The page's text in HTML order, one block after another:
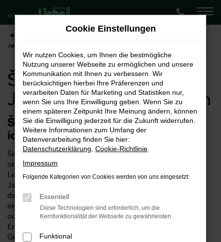
Zum
Hauptinhalt
springen
Jahreswagen für Potsdam
Škoda Octavia
Jahreswagen für Potsdam
Škoda Octavia Jahreswagen –
ideales Fahrzeug für Potsdam
Škoda Octavia Jahreswagen sind keine Neuwagen aber auch
nicht so richtig Gebrauchtwagen. Formell trifft natürlich
Letzeres ins Schwarze, doch wurden die Škoda Octavia
Jahreswagen lediglich für maximal ein Jahr genutzt und sind
daher meist noch neuwertig. Preislich macht es allerdings
einen erheblichen Unterschied, ob Sie in einem Neuwagen
oder einem Jahreswagen in Potsdam unterwegs sind. Das
Ersparnis beträgt bis zu 40 Prozent, was sich wahrlich im
Geldbeutel bemerkbar machen kann. Unsere Škoda Octavia
Cookie Einstellungen
Wir nutzen Cookies, um Ihnen die bestmögliche
Nutzung unserer Webseite zu ermöglichen und unsere
Kommunikation mit Ihnen zu verbessern. Wir
berücksichtigen hierbei Ihre Präferenzen und
verarbeiten Daten für Marketing und Statistiken nur,
wenn Sie uns Ihre Einwilligung geben. Wenn Sie zu
einem späteren Zeitpunkt Ihre Meinung ändern, können
Sie die Einwilligung jederzeit für die Zukunft widerrufen.
Weitere Informationen zum Umfang der
Datenverarbeitung finden Sie hier:
Datenschutzerklärung Cookie-Richtlinie
Impressum
Folgende Kategorien von Cookies werden von uns eingesetzt:
Essentiell
Diese Technologien sind erforderlich, um die
Kernfunktionalität der Webseite zu gewährleisten.
Funktional